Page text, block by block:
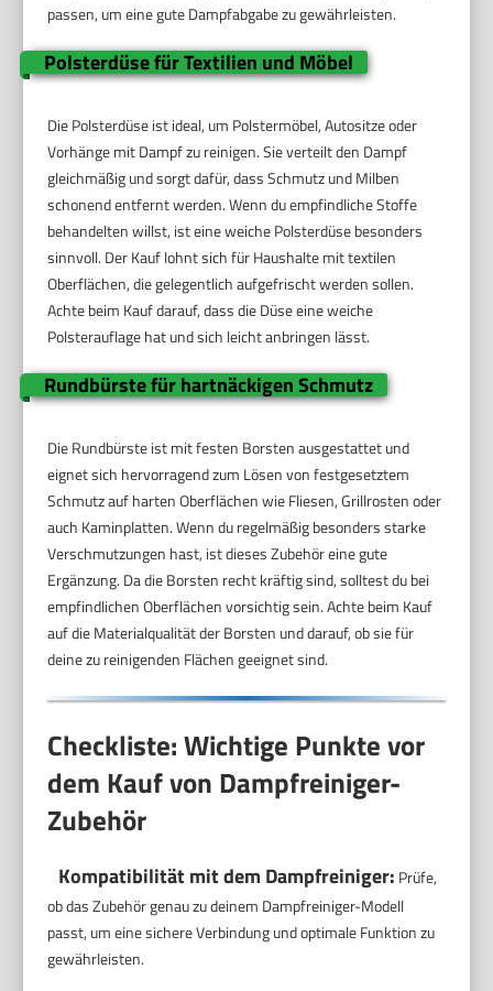
passen, um eine gute Dampfabgabe zu gewährleisten.
Polsterdüse für Textilien und Möbel
Die Polsterdüse ist ideal, um Polstermöbel, Autositze oder
Vorhänge mit Dampf zu reinigen. Sie verteilt den Dampf
gleichmäßig und sorgt dafür, dass Schmutz und Milben
schonend entfernt werden. Wenn du empfindliche Stoffe
behandelten willst, ist eine weiche Polsterdüse besonders
sinnvoll. Der Kauf lohnt sich für Haushalte mit textilen
Oberflächen, die gelegentlich aufgefrischt werden sollen.
Achte beim Kauf darauf, dass die Düse eine weiche
Polsterauflage hat und sich leicht anbringen lässt.
Rundbürste für hartnäckigen Schmutz
Die Rundbürste ist mit festen Borsten ausgestattet und
eignet sich hervorragend zum Lösen von festgesetztem
Schmutz auf harten Oberflächen wie Fliesen, Grillrosten oder
auch Kaminplatten. Wenn du regelmäßig besonders starke
Verschmutzungen hast, ist dieses Zubehör eine gute
Ergänzung. Da die Borsten recht kräftig sind, solltest du bei
empfindlichen Oberflächen vorsichtig sein. Achte beim Kauf
auf die Materialqualität der Borsten und darauf, ob sie für
deine zu reinigenden Flächen geeignet sind.
Checkliste: Wichtige Punkte vor
dem Kauf von Dampfreiniger-
Zubehör
Kompatibilität mit dem Dampfreiniger: Prüfe,
ob das Zubehör genau zu deinem Dampfreiniger-Modell
passt, um eine sichere Verbindung und optimale Funktion zu
gewährleisten.